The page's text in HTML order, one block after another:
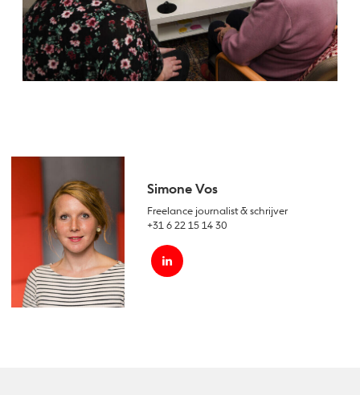
Simone Vos
Freelance journalist & schrijver
+31 6 22 15 14 30